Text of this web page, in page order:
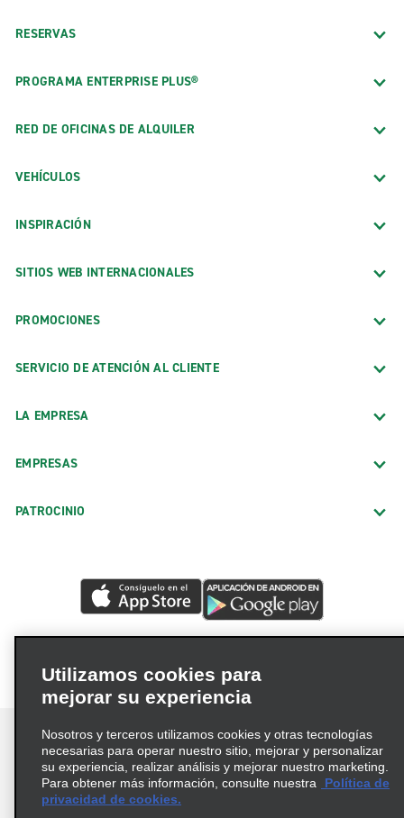
RESERVAS
PROGRAMA ENTERPRISE PLUS®
RED DE OFICINAS DE ALQUILER
VEHÍCULOS
INSPIRACIÓN
SITIOS WEB INTERNACIONALES
PROMOCIONES
SERVICIO DE ATENCIÓN AL CLIENTE
LA EMPRESA
EMPRESAS
PATROCINIO
Términos de uso
Política de privacidad
Utilizamos cookies para
mejorar su experiencia
Nosotros y terceros utilizamos cookies y otras tecnologías
necesarias para operar nuestro sitio, mejorar y personalizar
su experiencia, realizar análisis y mejorar nuestro marketing.
Para obtener más información, consulte nuestra
Política de
privacidad de cookies.